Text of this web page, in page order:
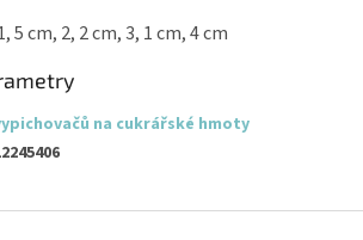
5 cm, 2, 2 cm, 3, 1 cm, 4 cm
na cukrářské hmoty